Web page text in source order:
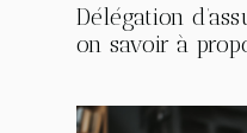
Délégation
on savoir à